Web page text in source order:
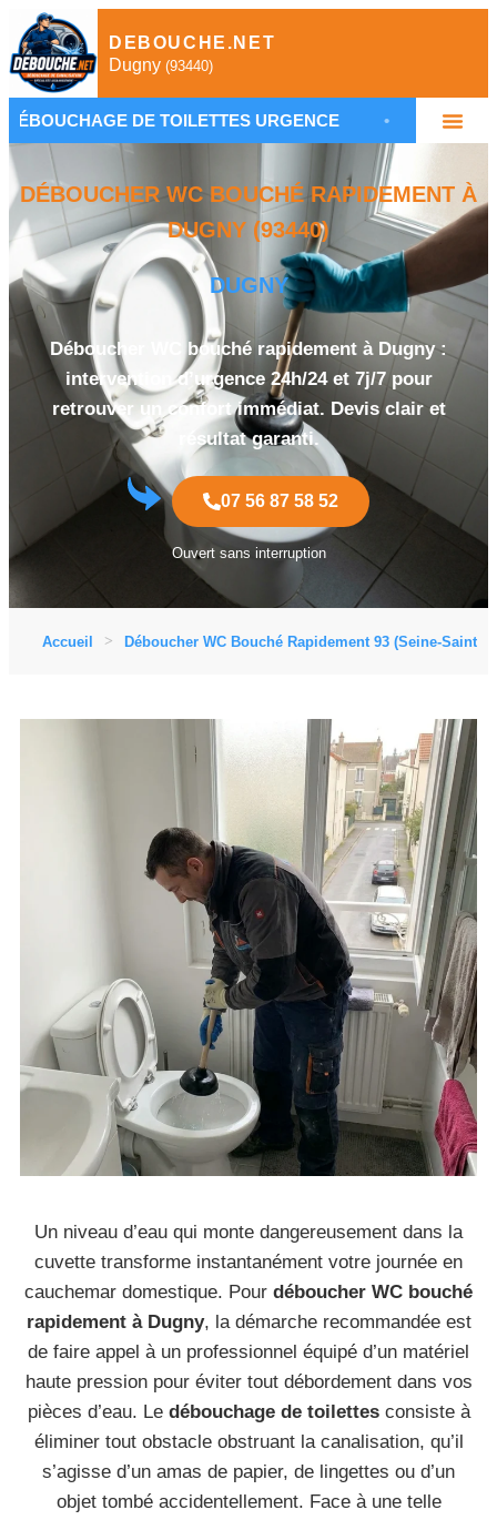
DEBOUCHE.NET
Dugny (93440)
DE TOILETTES URGENCE • PLOMBIER
DÉBOUCHER WC BOUCHÉ RAPIDEMENT À
DUGNY (93440)
DUGNY
Déboucher WC bouché rapidement à Dugny :
intervention d’urgence 24h/24 et 7j/7 pour
retrouver un confort immédiat. Devis clair et
résultat garanti.
07 56 87 58 52
Ouvert sans interruption
Accueil Déboucher WC Bouché Rapidement 93 (Seine-Saint-
Un niveau d’eau qui monte dangereusement dans la
cuvette transforme instantanément votre journée en
cauchemar domestique. Pour déboucher WC bouché
rapidement à Dugny, la démarche recommandée est
de faire appel à un professionnel équipé d’un matériel
haute pression pour éviter tout débordement dans vos
pièces d’eau. Le débouchage de toilettesconsiste à
éliminer tout obstacle obstruant la canalisation, qu’il
s’agisse d’un amas de papier, de lingettes ou d’un
objet tombé accidentellement. Face à une telle